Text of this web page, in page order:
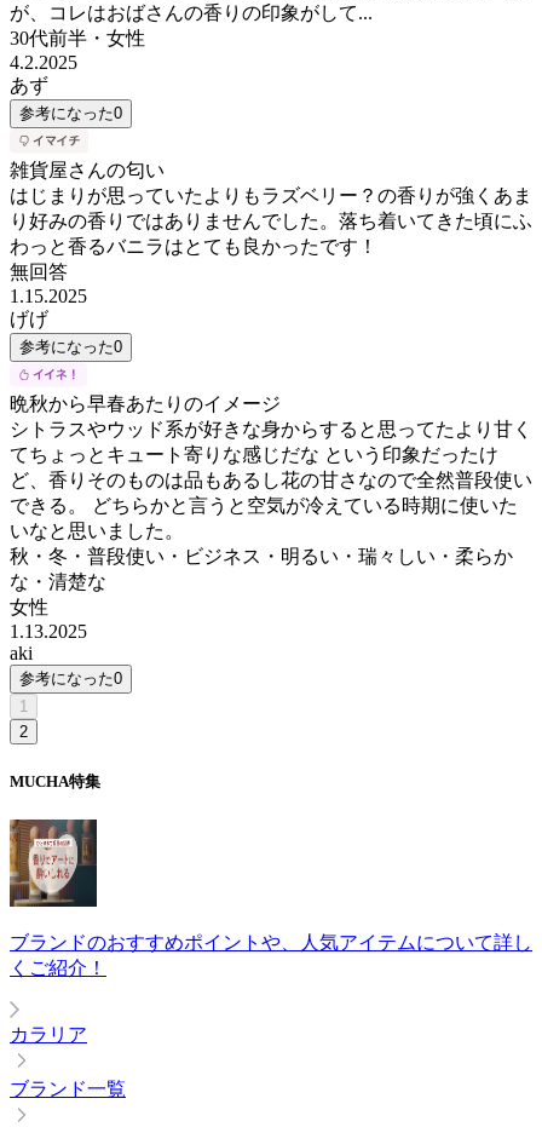
が、コレはおばさんの香りの印象がして...
30代前半 ・ 女性
4.2.2025
あず
参考になった0
雑貨屋さんの匂い
はじまりが思っていたよりもラズベリー？の香りが強くあま
り好みの香りではありませんでした。落ち着いてきた頃にふ
わっと香るバニラはとても良かったです！
無回答
1.15.2025
げげ
参考になった0
晩秋から早春あたりのイメージ
シトラスやウッド系が好きな身からすると思ってたより甘く
てちょっとキュート寄りな感じだな という印象だったけ
ど、香りそのものは品もあるし花の甘さなので全然普段使い
できる。 どちらかと言うと空気が冷えている時期に使いた
いなと思いました。
秋・冬・普段使い・ビジネス・明るい・瑞々しい・柔らか
な・清楚な
女性
1.13.2025
aki
参考になった0
1
2
MUCHA特集
ブランドのおすすめポイントや、人気アイテムについて詳し
くご紹介！
カラリア
ブランド一覧